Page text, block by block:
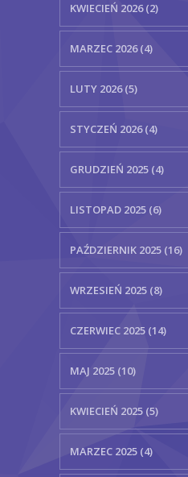
KWIECIEŃ 2026 (2)
MARZEC 2026 (4)
LUTY 2026 (5)
STYCZEŃ 2026 (4)
GRUDZIEŃ 2025 (4)
LISTOPAD 2025 (6)
PAŹDZIERNIK 2025 (16)
WRZESIEŃ 2025 (8)
CZERWIEC 2025 (14)
MAJ 2025 (10)
KWIECIEŃ 2025 (5)
MARZEC 2025 (4)